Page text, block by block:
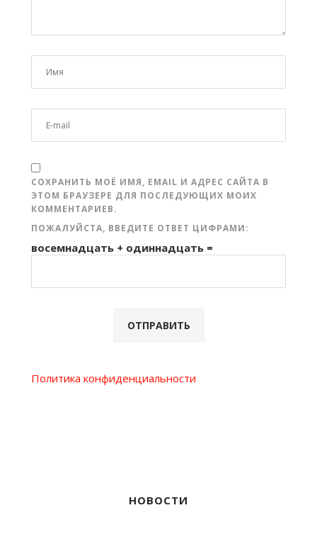
СОХРАНИТЬ МОЁ ИМЯ, EMAIL И АДРЕС САЙТА В
ЭТОМ БРАУЗЕРЕ ДЛЯ ПОСЛЕДУЮЩИХ МОИХ
КОММЕНТАРИЕВ.
ПОЖАЛУЙСТА, ВВЕДИТЕ ОТВЕТ ЦИФРАМИ:
восемнадцать + одиннадцать =
Политика конфиденциальности
НОВОСТИ